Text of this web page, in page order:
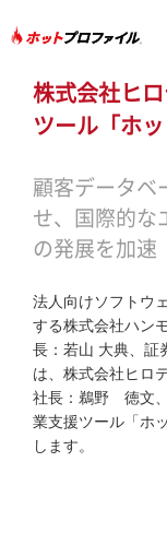
sitemap
特長
導入の流れ
導入事例
価格
株式会社ヒ
ツール「ホ
顧客データベ
せ、国際的な
の発展を加速
法人向けソフトウ
する株式会社ハン
長：若山 大典、証
は、株式会社ヒロ
社長：鵜野 徳文
業支援ツール「ホ
します。